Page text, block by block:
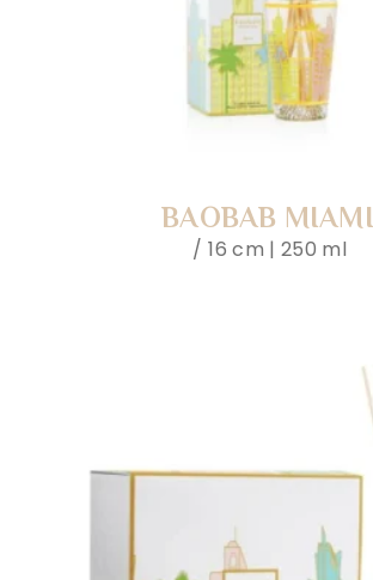
BAOBAB MIAMI
16 cm | 250 ml